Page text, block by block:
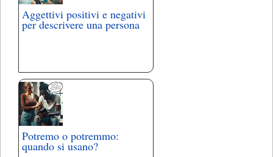
Aggettivi positivi e negativi
per descrivere una persona
Potremo o potremmo:
quando si usano?